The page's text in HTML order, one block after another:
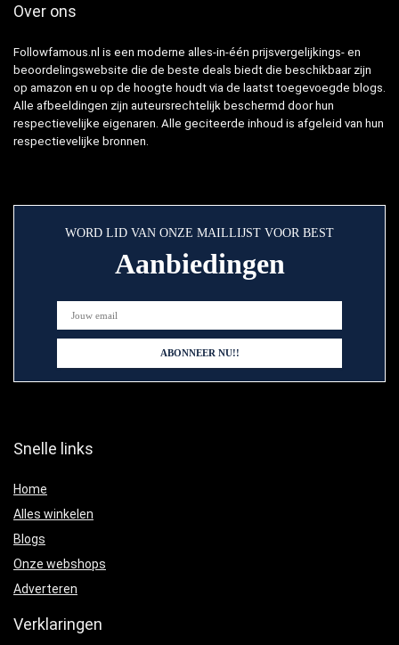
Over ons
Followfamous.nl is een moderne alles-in-één prijsvergelijkings- en
beoordelingswebsite die de beste deals biedt die beschikbaar zijn
op amazon en u op de hoogte houdt via de laatst toegevoegde blogs.
Alle afbeeldingen zijn auteursrechtelijk beschermd door hun
respectievelijke eigenaren. Alle geciteerde inhoud is afgeleid van hun
respectievelijke bronnen.
WORD LID VAN ONZE MAILLIJST VOOR BEST
Aanbiedingen
Snelle links
Home
Alles winkelen
Blogs
Onze webshops
Adverteren
Verklaringen